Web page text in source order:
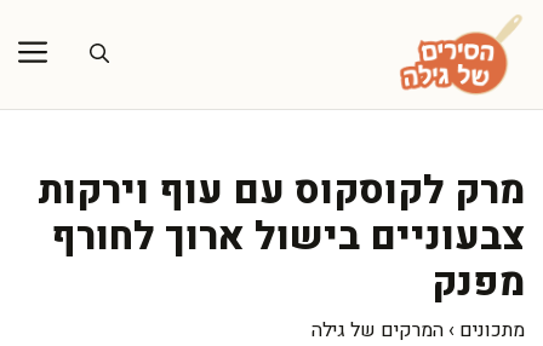
לדלג
לתוכן
מרק לקוסקוס עם עוף וירקות
צבעוניים בישול ארוך לחורף
מפנק
מתכונים › המרקים של גילה